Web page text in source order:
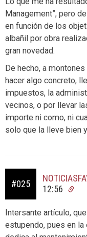
Management”, pero
en función de los
albañil por obra
gran novedad.
De hecho, a
hacer algo concreto,
impuestos, la
vecinos, o por llevar
importe ni como, ni
solo que la lleve bien
#025
12:56
Intersante artículo,
estupendo, pues en la